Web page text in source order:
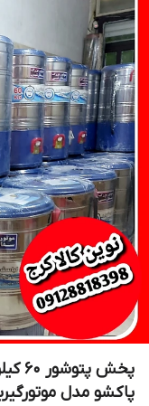
پخش
پاکشو مدل